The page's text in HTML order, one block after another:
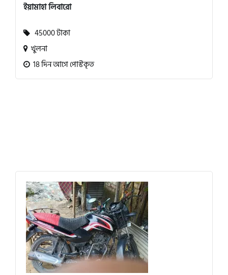
ইয়ামাহা লিবারো
45000 টাকা
খুলনা
18 দিন আগে পোস্টকৃত